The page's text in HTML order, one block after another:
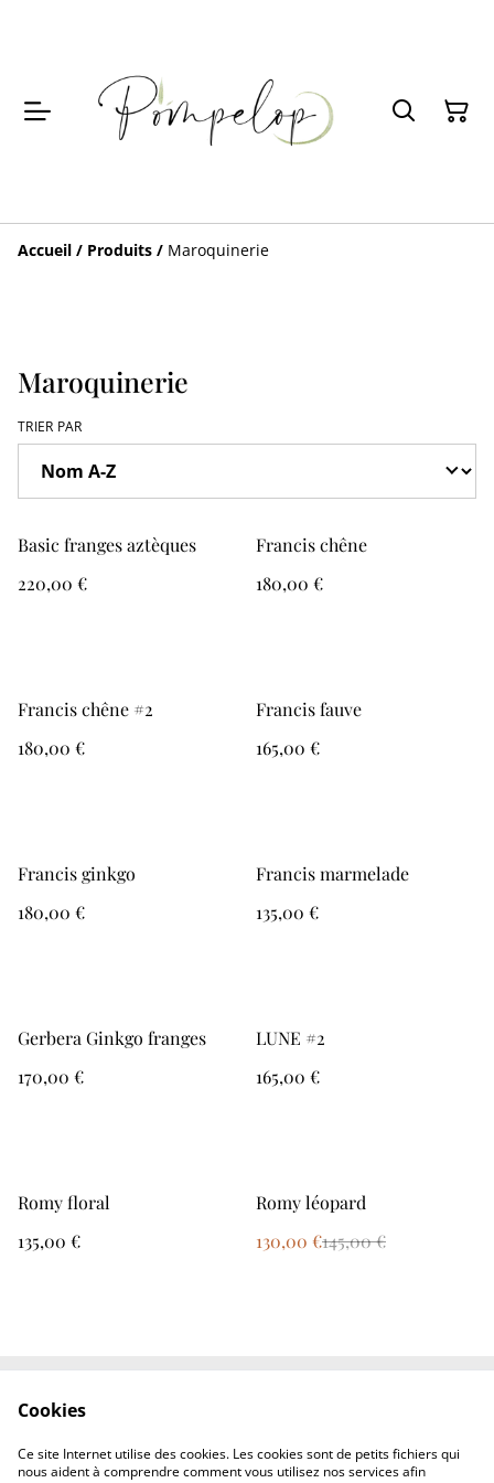
Accueil / Produits / Maroquinerie
Maroquinerie
TRIER PAR
Basic franges aztèques
220,00 €
Francis chêne
180,00 €
Francis chêne #2
180,00 €
Francis fauve
165,00 €
Francis ginkgo
180,00 €
Francis marmelade
135,00 €
Gerbera Ginkgo franges
170,00 €
LUNE #2
165,00 €
Romy floral
135,00 €
%
Romy léopard
130,00 €145,00 €
confidentialité
Cookies
Ce site Internet utilise des cookies. Les cookies sont de petits fichiers qui
nous aident à comprendre comment vous utilisez nos services afin